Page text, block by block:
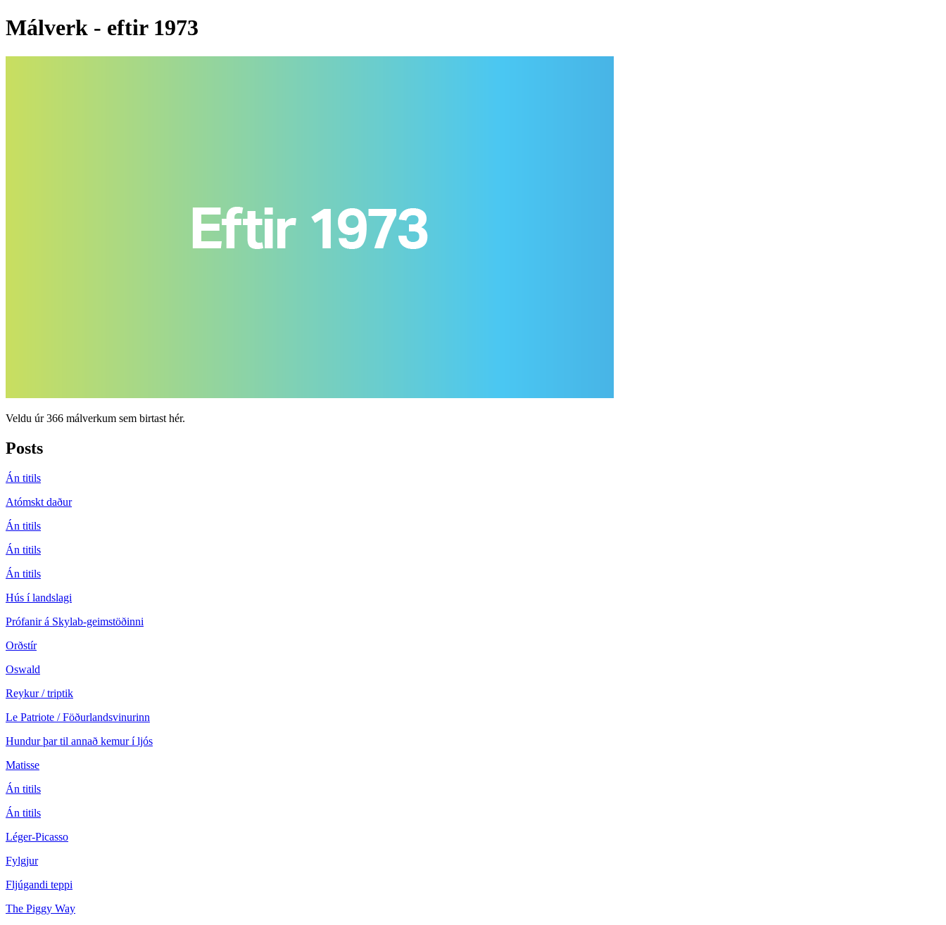
Málverk - eftir 1973
Veldu úr 366 málverkum sem birtast hér.
Posts
Án titils
Atómskt daður
Án titils
Án titils
Án titils
Hús í landslagi
Prófanir á Skylab-geimstöðinni
Orðstír
Oswald
Reykur / triptik
Le Patriote / Föðurlandsvinurinn
Hundur þar til annað kemur í ljós
Matisse
Án titils
Án titils
Léger-Picasso
Fylgjur
Fljúgandi teppi
The Piggy Way